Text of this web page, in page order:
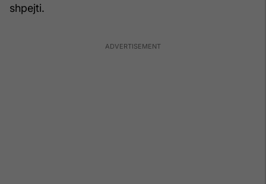
shpejti.